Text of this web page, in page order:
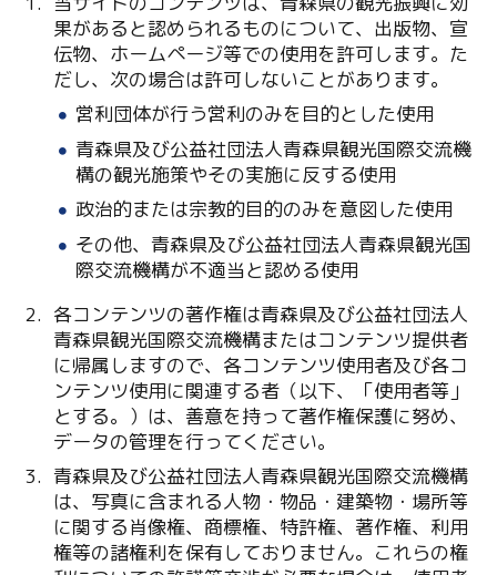
果があると認められるものについて、出版物、宣
伝物、ホームページ等での使用を許可します。た
だし、次の場合は許可しないことがあります。
営利団体が行う営利のみを目的とした使用
青森県及び公益社団法人青森県観光国際交流機
構の観光施策やその実施に反する使用
政治的または宗教的目的のみを意図した使用
その他、青森県及び公益社団法人青森県観光国
際交流機構が不適当と認める使用
各コンテンツの著作権は青森県及び公益社団法人
青森県観光国際交流機構またはコンテンツ提供者
に帰属しますので、各コンテンツ使用者及び各コ
ンテンツ使用に関連する者（以下、「使用者等」
とする。）は、善意を持って著作権保護に努め、
データの管理を行ってください。
青森県及び公益社団法人青森県観光国際交流機構
は、写真に含まれる人物・物品・建築物・場所等
に関する肖像権、商標権、特許権、著作権、利用
権等の諸権利を保有しておりません。これらの権
Twitter
Facebook
Line
Copy URL